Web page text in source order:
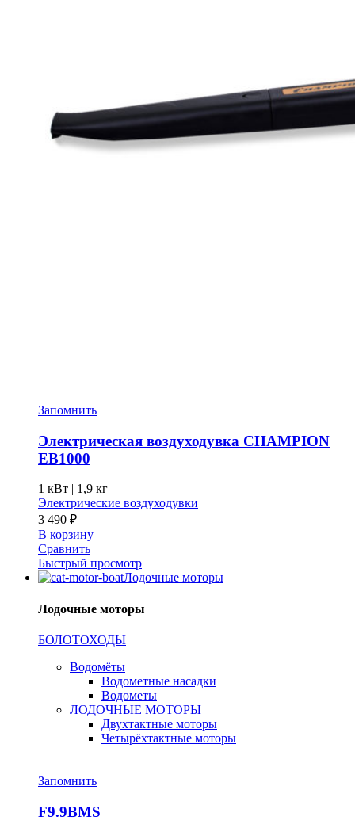
Запомнить
Электрическая воздуходувка CHAMPION
EB1000
1 кВт | 1,9 кг
Электрические воздуходувки
3 490 ₽
В корзину
Сравнить
Быстрый просмотр
Лодочные моторы
Лодочные моторы
БОЛОТОХОДЫ
Водомёты
Водометные насадки
Водометы
ЛОДОЧНЫЕ МОТОРЫ
Двухтактные моторы
Четырёхтактные моторы
Запомнить
F9.9BMS